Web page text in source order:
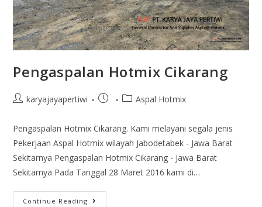
Pengaspalan Hotmix Cikarang
karyajayapertiwi Aspal Hotmix
Pengaspalan Hotmix Cikarang. Kami melayani segala jenis
Pekerjaan Aspal Hotmix wilayah Jabodetabek - Jawa Barat
Sekitarnya Pengaspalan Hotmix Cikarang - Jawa Barat
Sekitarnya Pada Tanggal 28 Maret 2016 kami di…
Continue Reading